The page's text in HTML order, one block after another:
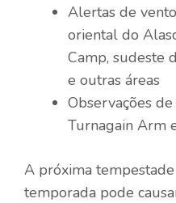
Alertas de
oriental do
Camp, sudeste
e outras áreas
Observações
Turnagain Arm
A próxima
temporada pode